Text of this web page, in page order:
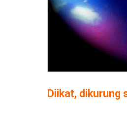
Diikat, dikurung